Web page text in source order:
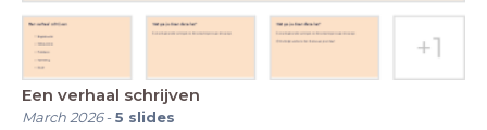
Een verhaal schrijven
March 2026-5 slides